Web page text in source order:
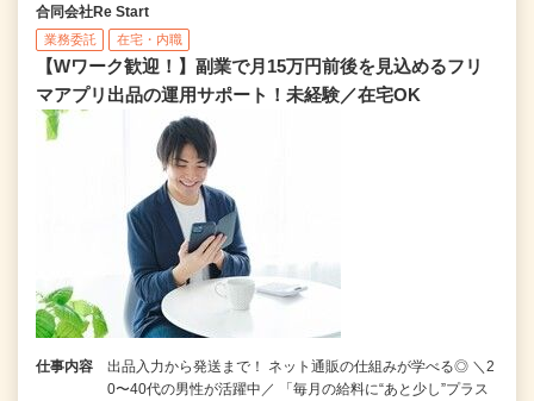
合同会社Re Start
業務委託 在宅・内職
【Wワーク歓迎！】副業で月15万円前後を見込めるフリ
マアプリ出品の運用サポート！未経験／在宅OK
仕事内容
出品入力から発送まで！ ネット通販の仕組みが学べる◎ ＼2
0〜40代の男性が活躍中／ 「毎月の給料に“あと少し”プラス